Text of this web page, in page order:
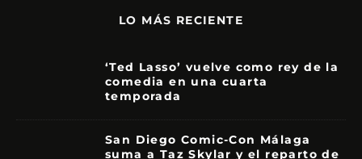
LO MÁS RECIENTE
‘Ted Lasso’ vuelve como rey de la
comedia en una cuarta
temporada
San Diego Comic-Con Málaga
suma a Taz Skylar y el reparto de